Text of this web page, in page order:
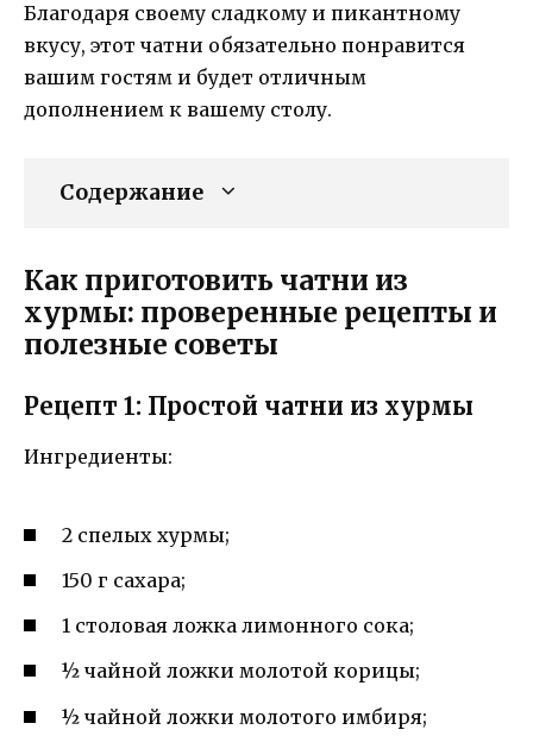
Благодаря своему сладкому и пикантному
вкусу, этот чатни обязательно понравится
вашим гостям и будет отличным
дополнением к вашему столу.
Содержание
Как приготовить чатни из
хурмы: проверенные рецепты и
полезные советы
Рецепт 1: Простой чатни из хурмы
Ингредиенты:
2 спелых хурмы;
150 г сахара;
1 столовая ложка лимонного сока;
½ чайной ложки молотой корицы;
½ чайной ложки молотого имбиря;